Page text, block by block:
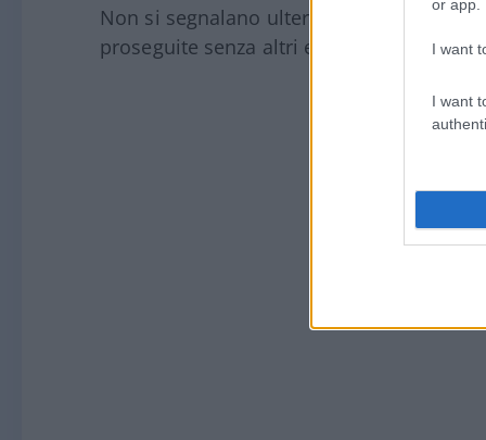
or app.
I want
I want
Non si segnalano ulteriori criticità al
proseguite senza altri episodi rilevanti.